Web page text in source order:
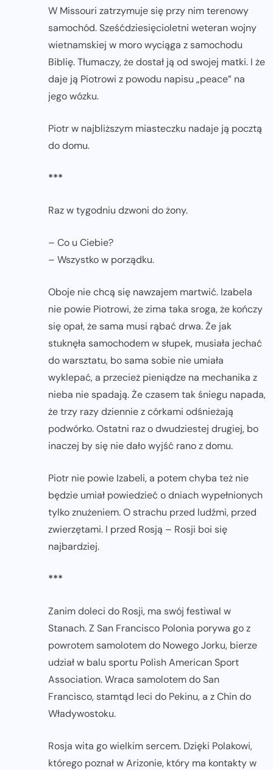
W Missouri zatrzymuje się przy nim terenowy
samochód. Sześćdziesięcioletni weteran wojny
wietnamskiej w moro wyciąga z samochodu
Biblię. Tłumaczy, że dostał ją od swojej matki. I że
daje ją Piotrowi z powodu napisu „peace” na
jego wózku.
Piotr w najbliższym miasteczku nadaje ją pocztą
do domu.
***
Raz w tygodniu dzwoni do żony.
– Co u Ciebie?
– Wszystko w porządku.
Oboje nie chcą się nawzajem martwić. Izabela
nie powie Piotrowi, że zima taka sroga, że kończy
się opał, że sama musi rąbać drwa. Że jak
stuknęła samochodem w słupek, musiała jechać
do warsztatu, bo sama sobie nie umiała
wyklepać, a przecież pieniądze na mechanika z
nieba nie spadają. Że czasem tak śniegu napada,
że trzy razy dziennie z córkami odśnieżają
podwórko. Ostatni raz o dwudziestej drugiej, bo
inaczej by się nie dało wyjść rano z domu.
Piotr nie powie Izabeli, a potem chyba też nie
będzie umiał powiedzieć o dniach wypełnionych
tylko znużeniem. O strachu przed ludźmi, przed
zwierzętami. I przed Rosją – Rosji boi się
najbardziej.
***
Zanim doleci do Rosji, ma swój festiwal w
Stanach. Z San Francisco Polonia porywa go z
powrotem samolotem do Nowego Jorku, bierze
udział w balu sportu Polish American Sport
Association. Wraca samolotem do San
Francisco, stamtąd leci do Pekinu, a z Chin do
Władywostoku.
Rosja wita go wielkim sercem. Dzięki Polakowi,
którego poznał w Arizonie, który ma kontakty w